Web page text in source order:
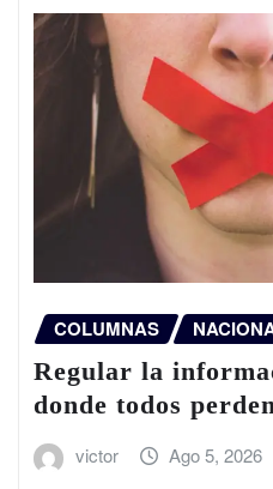
COLUMNAS
Regular la
donde todos
victor Ago 5, 2026